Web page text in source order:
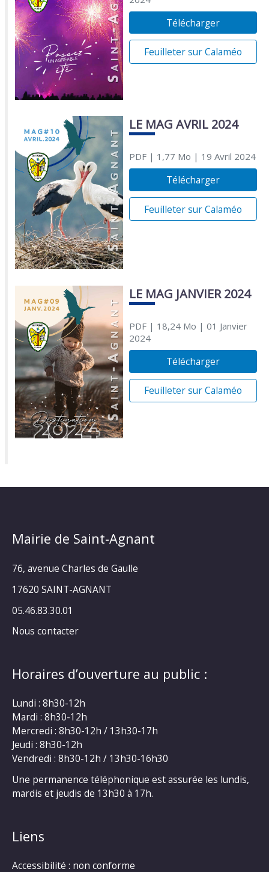
Télécharger
Feuilleter sur Calaméo
LE MAG AVRIL 2024
PDF| 1,77 Mo | 19 Avril 2024
Télécharger
Feuilleter sur Calaméo
LE MAG JANVIER 2024
PDF| 18,24 Mo | 01 Janvier
2024
Télécharger
Feuilleter sur Calaméo
Mairie de Saint-Agnant
76, avenue Charles de Gaulle
17620 SAINT-AGNANT
05.46.83.30.01
Nous contacter
Horaires d’ouverture au public :
Lundi : 8h30-12h
Mardi : 8h30-12h
Mercredi : 8h30-12h / 13h30-17h
Jeudi : 8h30-12h
Vendredi : 8h30-12h / 13h30-16h30
Une permanence téléphonique est assurée les lundis,
mardis et jeudis de 13h30 à 17h.
Liens
Accessibilité : non conforme